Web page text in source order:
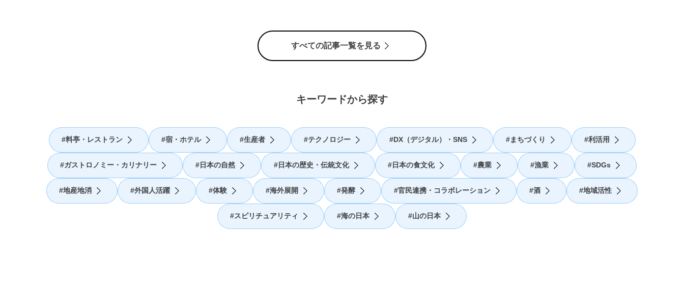
すべての記事一覧を見る
キーワードから探す
料亭・レストラン 宿・ホテル 生産者 テクノロジー DX（デジタル）・SNS まちづくり 利活用
ガストロノミー・カリナリー 日本の自然 日本の歴史・伝統文化 日本の食文化 農業 漁業 SDGs
地産地消 外国人活躍 体験 海外展開 発酵 官民連携・コラボレーション 酒 地域活性
スピリチュアリティ 海の日本 山の日本